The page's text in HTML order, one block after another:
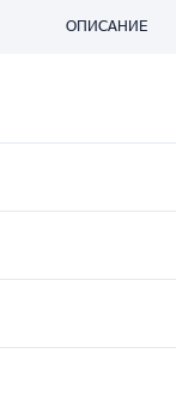
ОПИСАНИЕ